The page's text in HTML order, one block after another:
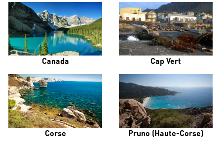
Canada Cap Vert
Corse Pruno (Haute-Corse)